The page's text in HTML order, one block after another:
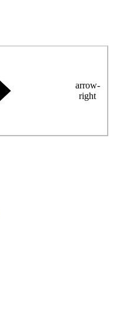
arrow-
right